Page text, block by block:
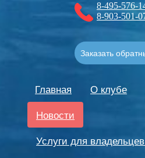
Главная О клубе
Новости
Услуги для
8-495-576-
8-903-501-
Заказать